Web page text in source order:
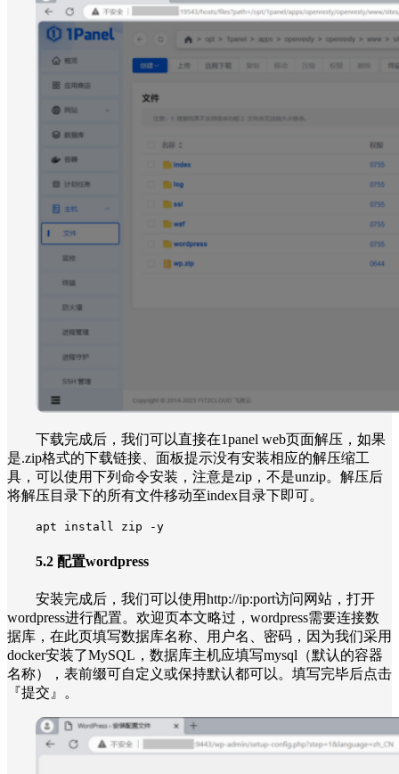
下载完成后，我们可以直接在1panel web页面解压，如果
是.zip格式的下载链接、面板提示没有安装相应的解压缩工
具，可以使用下列命令安装，注意是zip，不是unzip。解压后
将解压目录下的所有文件移动至index目录下即可。
apt install zip -y
5.2 配置wordpress
安装完成后，我们可以使用http://ip:port访问网站，打开
wordpress进行配置。欢迎页本文略过，wordpress需要连接数
据库，在此页填写数据库名称、用户名、密码，因为我们采用
docker安装了MySQL，数据库主机应填写mysql（默认的容器
名称），表前缀可自定义或保持默认都可以。填写完毕后点击
『提交』。